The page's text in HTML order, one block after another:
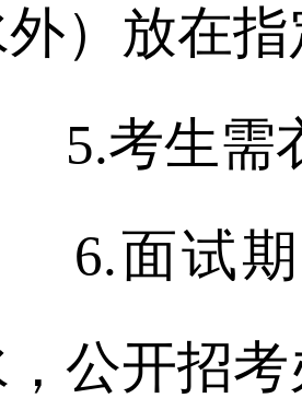
）放在
考生需衣
面试期
公开招